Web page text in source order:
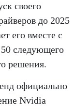
своего
до 2025
его вместе с
следующего
решения.
официально
Nvidia